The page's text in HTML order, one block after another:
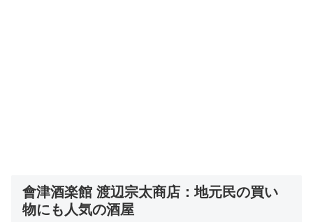
會津酒楽館 渡辺宗太商店：地元民の買い
物にも人気の酒屋